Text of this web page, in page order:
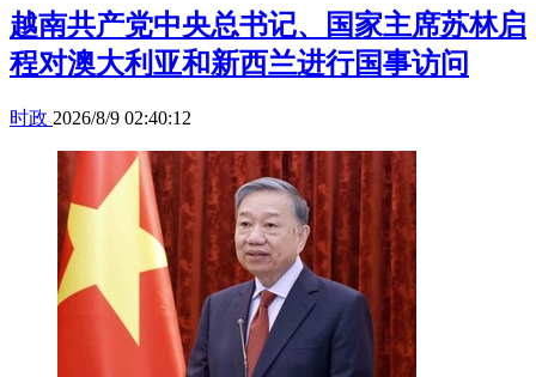
越南共产党中央总书记、国家主席苏林启
程对澳大利亚和新西兰进行国事访问
时政 2026/8/9 02:40:12